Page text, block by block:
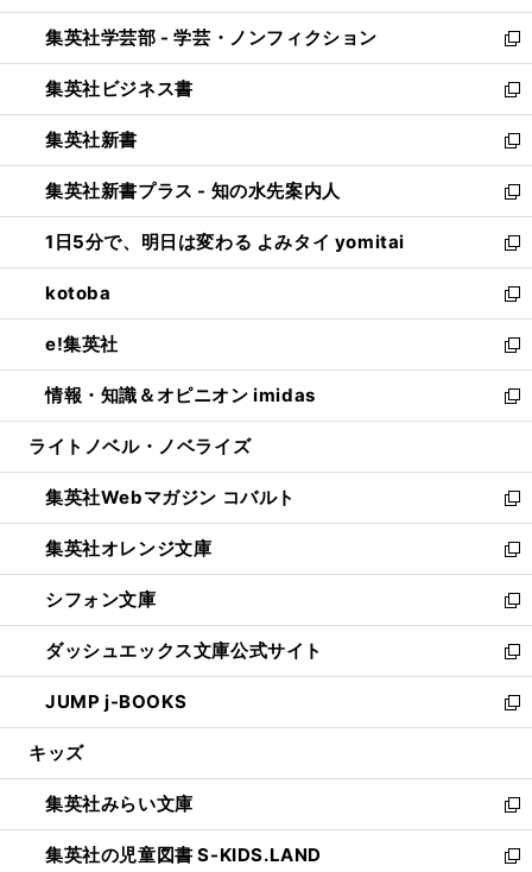
開
く
ウ
で
開
く
ン
ド
ウ
で
開
く
ウ
ィ
ン
ド
ウ
で
開
く
集英社学芸部 - 学芸・ノンフィクション
新
し
い
ウ
ィ
ン
ド
ウ
で
開
く
集英社ビジネス書
新
し
い
ウ
ィ
ン
ド
ウ
で
開
く
集英社新書
新
し
い
ウ
ィ
ン
ド
ウ
で
開
く
集英社新書プラス - 知の水先案内人
新
し
い
ウ
ィ
ン
ド
ウ
で
開
1日5分で、明日は変わる よみタイ yomitai
新
し
い
ウ
ィ
ン
ド
ウ
開
く
kotoba
新
し
い
ウ
ィ
ン
ウ
で
開
く
e!集英社
新
し
い
ウ
ン
ド
ウ
で
開
く
情報・知識＆オピニオン imidas
新
し
ウ
ィ
ン
ド
ウ
で
開
く
ライトノベル・ノベライズ
集英社Webマガジン コバルト
新
し
い
ウ
ィ
ン
ド
ウ
で
開
集英社オレンジ文庫
新
し
い
ウ
ィ
ン
ド
ウ
開
く
シフォン文庫
新
し
い
ウ
ィ
ン
ウ
で
開
く
ダッシュエックス文庫公式サイト
新
し
い
ウ
ン
ド
ウ
で
JUMP j-BOOKS
新
し
ウ
ィ
ン
ド
キッズ
集英社みらい文庫
新
し
い
集英社の児童図書 S-KIDS.LAND
新